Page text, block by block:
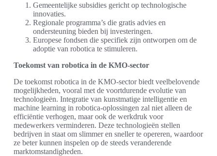
Gemeentelijke subsidies gericht op technologische
innovaties.
Regionale programma’s die gratis advies en
ondersteuning bieden bij investeringen.
Europese fondsen die specifiek zijn ontworpen om de
adoptie van robotica te stimuleren.
Toekomst van robotica in de KMO-sector
De toekomst robotica in de KMO-sector biedt veelbelovende
mogelijkheden, vooral met de voortdurende evolutie van
technologieën. Integratie van kunstmatige intelligentie en
machine learning in robotica-oplossingen zal niet alleen de
efficiëntie verhogen, maar ook de werkdruk voor
medewerkers verminderen. Deze technologieën stellen
bedrijven in staat om slimmer en sneller te opereren, waardoor
ze beter kunnen inspelen op de steeds veranderende
marktomstandigheden.